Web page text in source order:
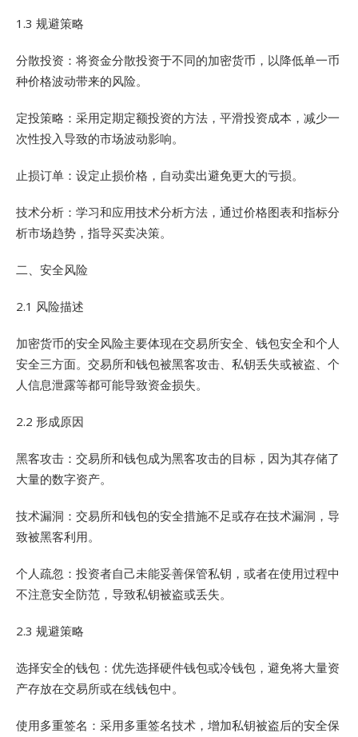
1.3 规避策略
分散投资：将资金分散投资于不同的加密货币，以降低单一币
种价格波动带来的风险。
定投策略：采用定期定额投资的方法，平滑投资成本，减少一
次性投入导致的市场波动影响。
止损订单：设定止损价格，自动卖出避免更大的亏损。
技术分析：学习和应用技术分析方法，通过价格图表和指标分
析市场趋势，指导买卖决策。
二、安全风险
2.1 风险描述
加密货币的安全风险主要体现在交易所安全、钱包安全和个人
安全三方面。交易所和钱包被黑客攻击、私钥丢失或被盗、个
人信息泄露等都可能导致资金损失。
2.2 形成原因
黑客攻击：交易所和钱包成为黑客攻击的目标，因为其存储了
大量的数字资产。
技术漏洞：交易所和钱包的安全措施不足或存在技术漏洞，导
致被黑客利用。
个人疏忽：投资者自己未能妥善保管私钥，或者在使用过程中
不注意安全防范，导致私钥被盗或丢失。
2.3 规避策略
选择安全的钱包：优先选择硬件钱包或冷钱包，避免将大量资
产存放在交易所或在线钱包中。
使用多重签名：采用多重签名技术，增加私钥被盗后的安全保